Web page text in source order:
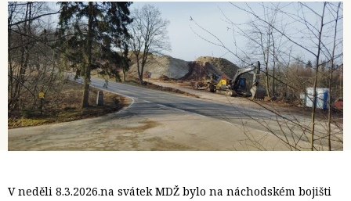
V neděli 8.3.2026.na svátek MDŽ bylo na náchodském bojišti